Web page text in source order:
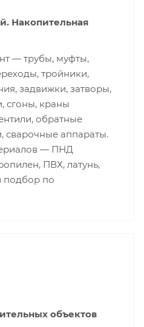
Накопительная
— трубы, муфты,
тройники,
задвижки, затворы,
сгоны, краны
обратные
сварочные аппараты.
— ПНД
ПВХ, латунь,
подбор по
объектов